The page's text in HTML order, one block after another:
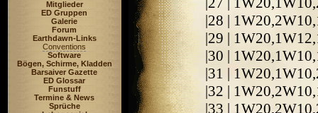
Mitglieder
ED Gruppen
Galerie
Forum
Earthdawn-Links
Conventions
Software
Bögen, Schirme, Kladden
Barsaiver Gazette
ED Glossar
Funstuff
Termine & News
Sprüche
|28 |
|29 |
|30 |
|31 |
|32 |
|33 |